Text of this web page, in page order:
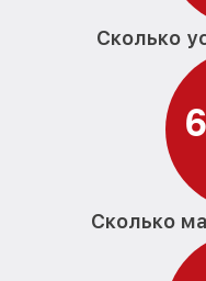
Сколько
6
Сколько